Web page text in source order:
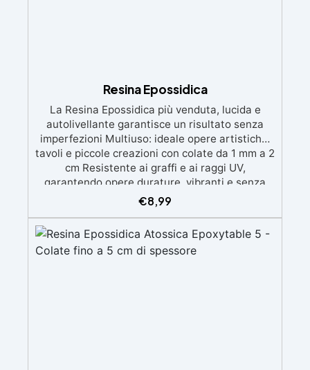
Resina Epossidica
La Resina Epossidica più venduta, lucida e
autolivellante garantisce un risultato senza
imperfezioni Multiuso: ideale opere artistiche,
tavoli e piccole creazioni con colate da 1 mm a 2
cm Resistente ai graffi e ai raggi UV,
garantendo opere durature, vibranti e senza
ingiallimenti nel tempo Bassa viscosità e
formula anti-bolle per risultati impeccabili,
Certificata Atossica post catalisi per contatto
con la pelle, BPA free e VoC Free
€8,99